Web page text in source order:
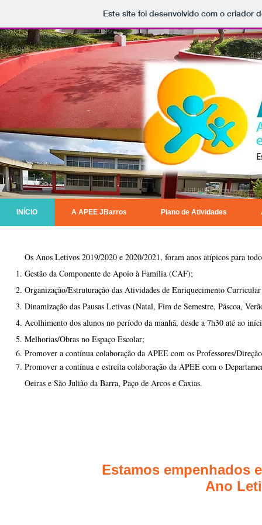
Este site foi desenvolvido com o criador
INÍCIO A APEE JBarros Plano de Atividades
Os Anos Letivos 2019/2020 e 2020/2021, foram anos atípicos para
Gestão da Componente de Apoio à Família (CAF);
Organização/Estruturação das Atividades de Enriquecimento
Dinamização das Pausas Letivas (Natal, Fim de Semestre, Páscoa,
Acolhimento dos alunos no período da manhã, desde a 7h30 até ao
Melhorias/Obras no Espaço Escolar;
Promover a contínua colaboração da APEE com os Professores/
Promover a contínua e estreita colaboração da APEE com o
Oeiras e São Julião da Barra, Paço de Arcos e Caxias.
Estamos empenhados
Ano